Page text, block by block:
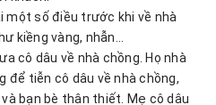
một số điều trước khi về nhà
kiềng vàng, nhẫn…
cô dâu về nhà chồng. Họ nhà
để tiễn cô dâu về nhà chồng,
bạn bè thân thiết. Mẹ cô dâu